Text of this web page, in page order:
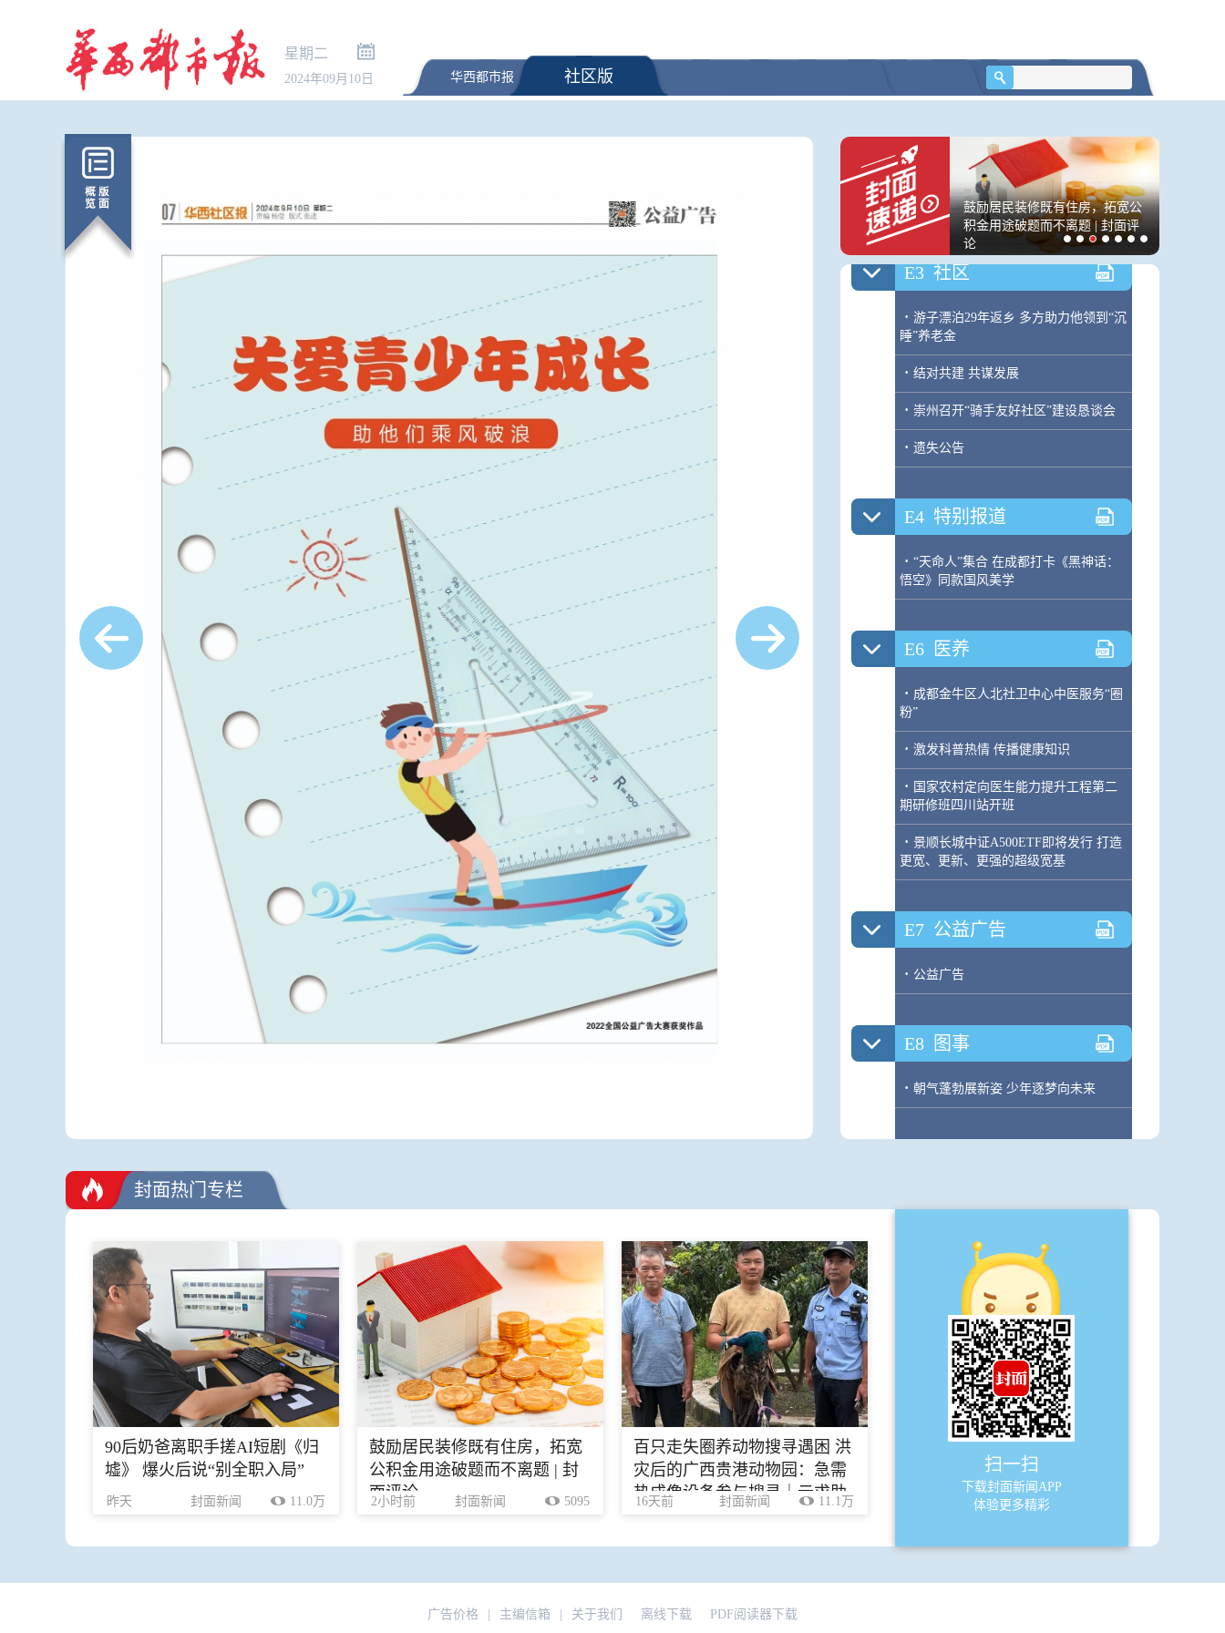
星期二
2024年09月10日 华西都市报 社区版
道通行细节 美方再提“倒计时”
逛报博、学AI……中华诗词美育
大赛线下研学活动来啦！｜跟着
“婚外胚胎案”再掀波澜：男方称
已销毁胚胎，原配妻子质疑程序
鼓励居民装修既有住房，拓宽公
积金用途破题而不离题 | 封面评
论
E2 社区
· 温江涌泉携社区合伙人共建“亲邻家
园”
· 智能车棚“上岗” 居民安全“加码”
E3 社区
· 游子漂泊29年返乡 多方助力他领到“沉
睡”养老金
· 结对共建 共谋发展
· 崇州召开“骑手友好社区”建设恳谈会
· 遗失公告
E4 特别报道
· “天命人”集合 在成都打卡《黑神话：
悟空》同款国风美学
E6 医养
· 成都金牛区人北社卫中心中医服务“圈
粉”
· 激发科普热情 传播健康知识
· 国家农村定向医生能力提升工程第二
期研修班四川站开班
· 景顺长城中证A500ETF即将发行 打造
更宽、更新、更强的超级宽基
E7 公益广告
· 公益广告
E8 图事
· 朝气蓬勃展新姿 少年逐梦向未来
封面热门专栏
90后奶爸离职手搓AI短剧《归
墟》 爆火后说“别全职入局”
昨天 封面新闻 11.0万
鼓励居民装修既有住房，拓宽
公积金用途破题而不离题 | 封
面评论
2小时前 封面新闻 5095
百只走失圈养动物搜寻遇困 洪
灾后的广西贵港动物园：急需
热成像设备参与搜寻｜云求助
16天前 封面新闻 11.1万
扫一扫
下载封面新闻APP
体验更多精彩
广告价格 主编信箱 关于我们 离线下载 PDF阅读器下载